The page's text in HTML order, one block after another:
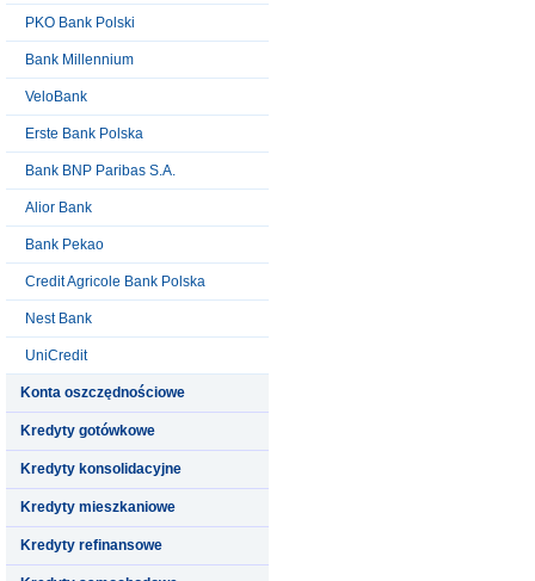
PKO Bank Polski
Bank Millennium
VeloBank
Erste Bank Polska
Bank BNP Paribas S.A.
Alior Bank
Bank Pekao
Credit Agricole Bank Polska
Nest Bank
UniCredit
Konta oszczędnościowe
Kredyty gotówkowe
Kredyty konsolidacyjne
Kredyty mieszkaniowe
Kredyty refinansowe